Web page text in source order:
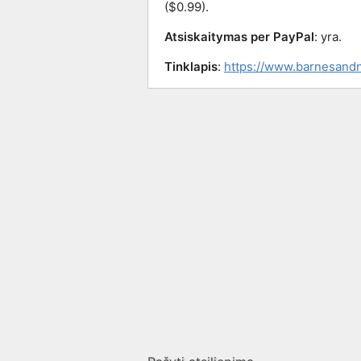
($0.99).
Atsiskaitymas per PayPal: yra.
Tinklapis: https://